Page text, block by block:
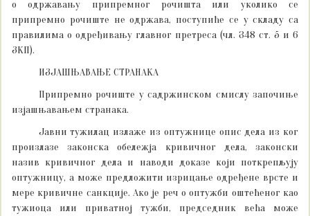
о одржавању припремног рочишта или уколико се
припремно рочиште не одржава, поступиће се у складу са
правилима о одређивању главног претреса (чл. 348 ст. 5 и 6
ЗКП).
ИЗЈАШЊАВАЊЕ СТРАНАКА
Припремно рочиште у садржинском смислу започиње
изјашњавањем странака.
Јавни тужилац излаже из оптужнице опис дела из ког
произлазе законска обележја кривичног дела, законски
назив кривичног дела и наводи доказе који поткрепљују
оптужницу, а може предложити изрицање одређене врсте и
мере кривичне санкције. Ако је реч о оптужби оштећеног као
тужиоца или приватној тужби, председник већа може